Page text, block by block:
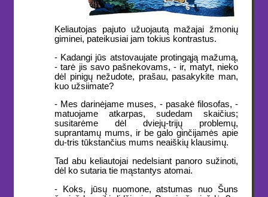
Keliautojas pajuto užuojautą mažajai žmonių
giminei, pateikusiai jam tokius kontrastus.
- Kadangi jūs atstovaujate protingąją mažumą,
- tarė jis savo pašnekovams, - ir, matyt, nieko
dėl pinigų nežudote, prašau, pasakykite man,
kuo užsiimate?
- Mes darinėjame muses, - pasakė filosofas, -
matuojame atkarpas, sudedam skaičius;
susitarėme dėl dviejų-trijų problemų,
suprantamų mums, ir be galo ginčijamės apie
du-tris tūkstančius mums neaiškių klausimų.
Tad abu keliautojai nedelsiant panoro sužinoti,
dėl ko sutaria tie mąstantys atomai.
- Koks, jūsų nuomone, atstumas nuo Šuns